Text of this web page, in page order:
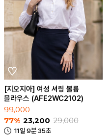
[지오지아] 여성 셔링 볼륨
블라우스 (AFE2WC2102)
99,000
77% 23,200 29,000
11일 9분 35초